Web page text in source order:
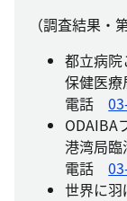
（調査結果・
都立病
保健医
電話
ODAIBA
港湾局
電話
世界に